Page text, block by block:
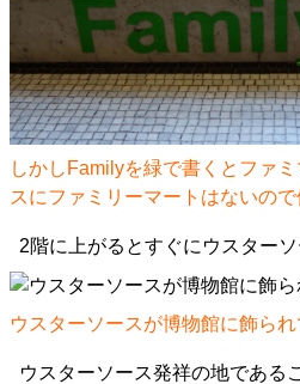
しかしFamilyを緑で書くとファ
スにファミリーマートはないので
2階に上がるとすぐにウスター
ウスターソースが博物館に飾られ
ウスターソース発祥の地である